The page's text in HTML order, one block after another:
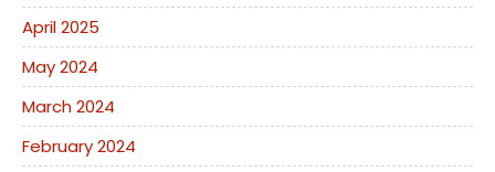
April 2025
May 2024
March 2024
February 2024